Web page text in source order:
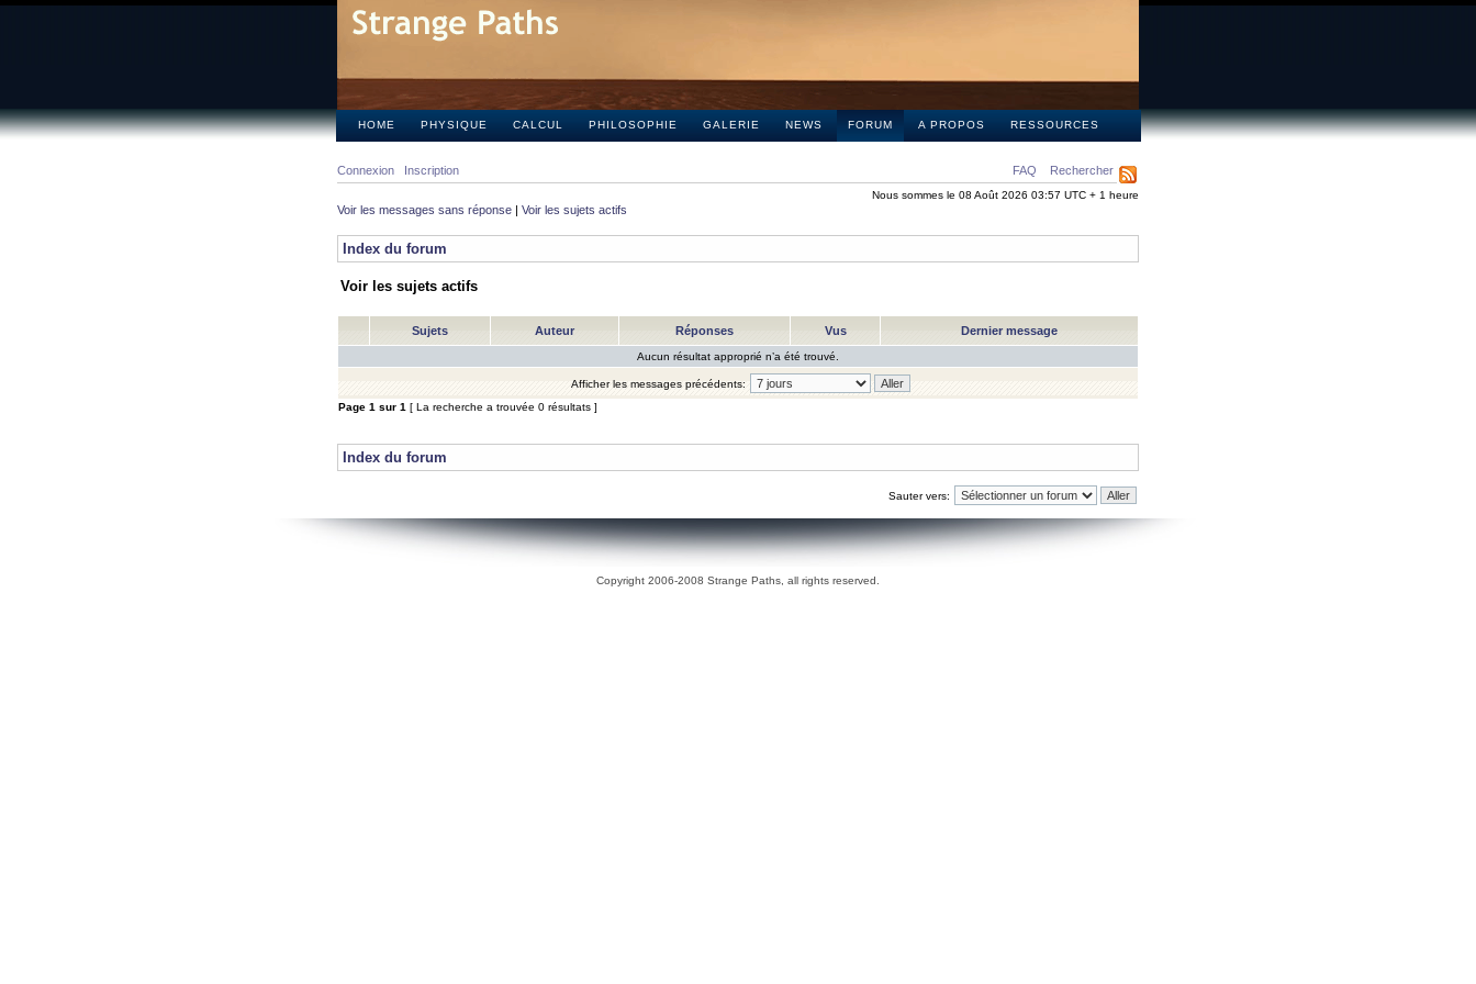
HOME PHYSIQUE CALCUL PHILOSOPHIE GALERIE NEWS FORUM A PROPOS RESSOURCES
FAQ Rechercher
Connexion Inscription
Nous sommes le 08 Août 2026 03:57 UTC + 1 heure
Voir les messages sans réponse | Voir les sujets actifs
Index du forum
Voir les sujets actifs
Sujets Auteur Réponses Vus Dernier message
Aucun résultat approprié n’a été trouvé.
Afficher les messages précédents:
Page 1 sur 1 [ La recherche a trouvée 0 résultats ]
Index du forum
Sauter vers:
Copyright 2006-2008 Strange Paths, all rights reserved.